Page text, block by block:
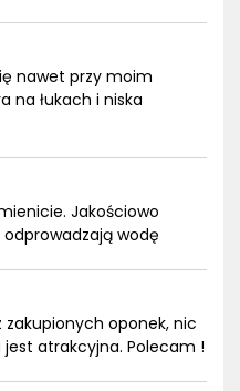
nawet przy moim
na łukach i niska
Jakościowo
odprowadzają wodę
oponek, nic
atrakcyjna. Polecam !